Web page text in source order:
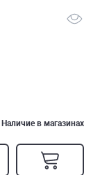
Наличие в магазинах